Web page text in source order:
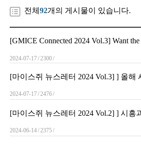
전체 92개의 게시물이 있습니다.
[GMICE Connected 2024 Vol.3] Want
2024-07-17 2300
[마이스쥐 뉴스레터 2024 Vol.3] ] 올
2024-07-17 2476
[마이스쥐 뉴스레터 2024 Vol.2] ] 시
2024-06-14 2375